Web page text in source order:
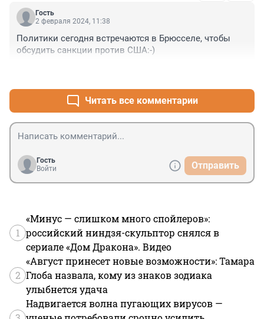
Гость
2 февраля 2024, 11:38
Политики сегодня встречаются в Брюсселе, чтобы
обсудить санкции против США:-)
Читать все комментарии
Гость
Войти
Отправить
1
«Минус — слишком много спойлеров»:
российский ниндзя-скульптор снялся в
сериале «Дом Дракона». Видео
2
«Август принесет новые возможности»: Тамара
Глоба назвала, кому из знаков зодиака
улыбнется удача
Надвигается волна пугающих вирусов —